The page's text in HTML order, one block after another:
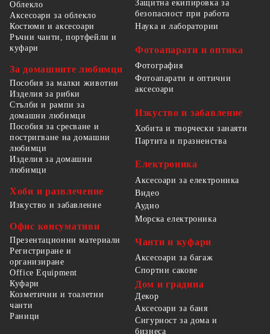
Облекло
Аксесоари за облекло
Костюми и аксесоари
Ръчни чанти, портфейли и
куфари
За домашните любимци
Пособия за малки животни
Изделия за рибки
Стълби и рампи за
домашни любимци
Пособия за сресване и
постригване на домашни
любимци
Изделия за домашни
любимци
Хоби и развлечение
Изкуство и забавление
Офис консумативи
Презентационни материали
Регистриране и
организиране
Office Equipment
Защитна екипировка за
безопасност при работа
Наука и лаборатории
Фотоапарати и оптика
Фотография
Фотоапарати и оптични
аксесоари
Изкуство и забавление
Хобита и творчески занаяти
Партита и празненства
Електроника
Аксесоари за електроника
Видео
Аудио
Морска електроника
Чанти и куфари
Аксесоари за багаж
Спортни сакове
Куфари
Козметични и тоалетни
чанти
Раници
Дом и градина
Декор
Аксесоари за баня
Сигурност за дома и
бизнеса